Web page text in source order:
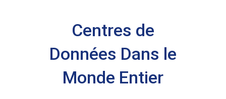
Centres de
Données Dans le
Monde Entier